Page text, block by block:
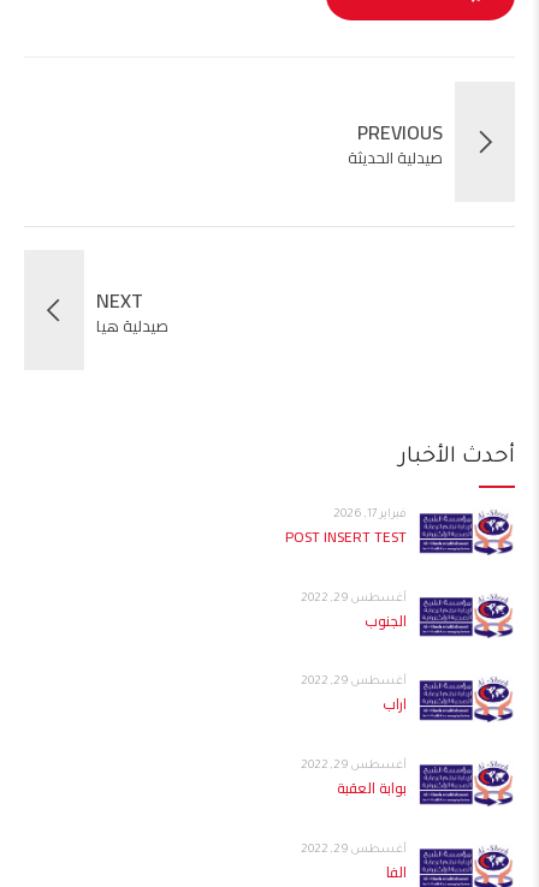
PREVIOUS
صيدلية الحديثة
NEXT
صيدلية هيا
أحدث الأخبار
فبراير 17, 2026
POST INSERT TEST
أغسطس 29, 2022
الجنوب
أغسطس 29, 2022
اراب
أغسطس 29, 2022
بوابة العقبة
أغسطس 29, 2022
الفا